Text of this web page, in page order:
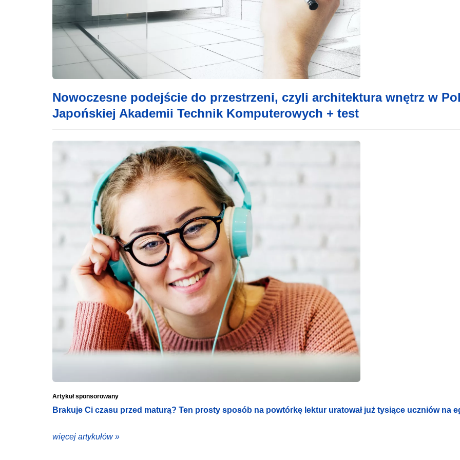
Nowoczesne podejście do przestrzeni, czyli architektura wnętrz w
Japońskiej Akademii Technik Komputerowych + test
Artykuł sponsorowany
Brakuje Ci czasu przed maturą? Ten prosty sposób na powtórkę lektur uratował już tysiące uczniów na
więcej artykułów »